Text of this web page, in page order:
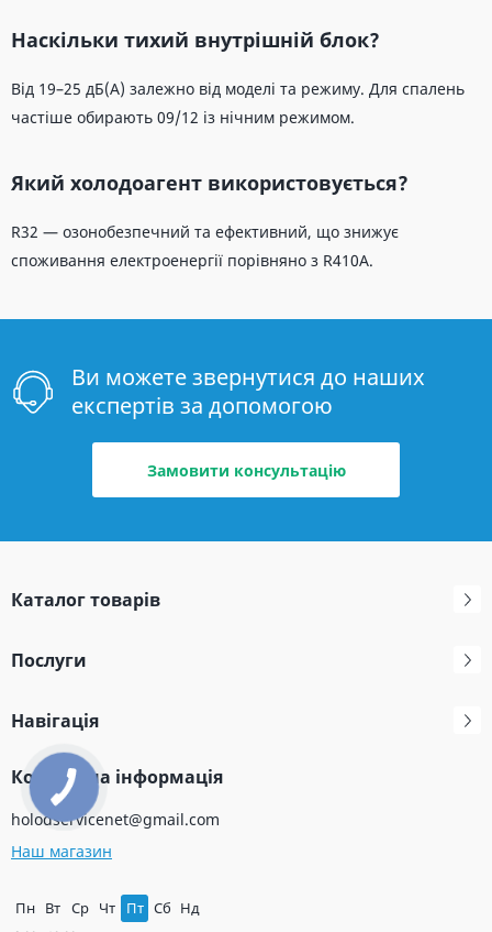
Наскільки тихий внутрішній блок?
Від 19–25 дБ(A) залежно від моделі та режиму. Для спалень
частіше обирають 09/12 із нічним режимом.
Який холодоагент використовується?
R32 — озонобезпечний та ефективний, що знижує
споживання електроенергії порівняно з R410A.
Ви можете звернутися до наших
експертів за допомогою
Замовити консультацію
Каталог товарів
Послуги
Навігація
Контактна інформація
holodservicenet@gmail.com
Наш магазин
Пн Вт Ср Чт Пт Сб Нд